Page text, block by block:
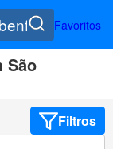
Favoritos
São
Filtros